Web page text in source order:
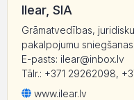
Ilear, SIA
Grāmatvedības,
pakalpojumu
E-pasts: ilear@inbox.lv
Tālr.: +371 29262098,
www.ilear.lv